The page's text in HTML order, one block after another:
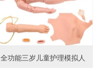
全功能三岁儿童护理模拟人